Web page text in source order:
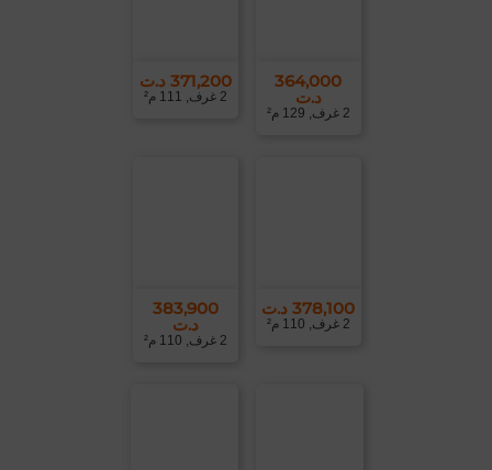
364,000
د.ت
2 غرف, 129 م²
371,200 د.ت
2 غرف, 111 م²
378,100 د.ت
2 غرف, 110 م²
383,900
د.ت
2 غرف, 110 م²